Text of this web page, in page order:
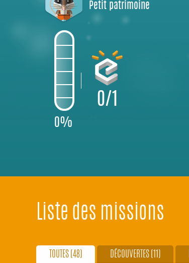
Petit patrimoine
0%
0/1
Liste des missions
TOUTES (48) DÉCOUVERTES (11)